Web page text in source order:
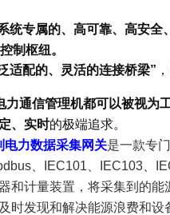
统专属的、高可靠、高安全
制枢纽 。
适配的、灵活的连接桥梁” ，
力通信管理机都可以被视为
、实时的极端追求。
电力数据采集网关是一款专
、IEC101、IEC103、
和计量装置，将采集到的
时发现和解决能源浪费和设